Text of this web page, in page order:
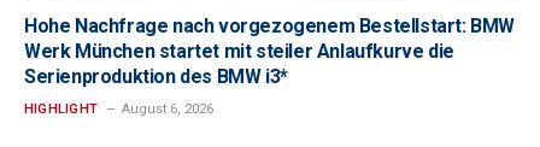
Hohe Nachfrage nach vorgezogenem Bestellstart: BMW
Werk München startet mit steiler Anlaufkurve die
Serienproduktion des BMW i3*
HIGHLIGHT August 6, 2026